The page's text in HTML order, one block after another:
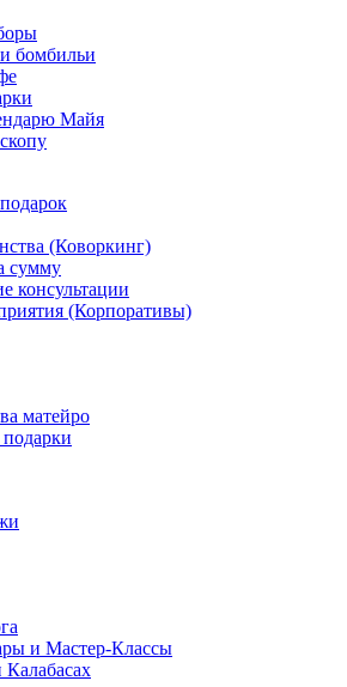
бомбильи
Майя
(Коворкинг)
сумму
консультации
(Корпоративы)
матейро
и Мастер-Классы